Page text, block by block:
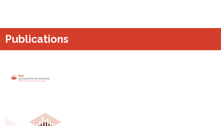
Publications